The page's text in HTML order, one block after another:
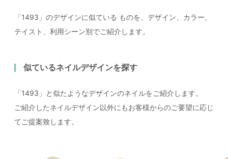
「1493」のデザインに似ている ものを、デザイン、カラー、
テイスト、利用シーン別でご紹介します。
似ているネイルデザインを探す
「1493」と似たようなデザインのネイルをご紹介します。
ご紹介したネイルデザイン以外にもお客様からのご要望に応じ
てご提案致します。